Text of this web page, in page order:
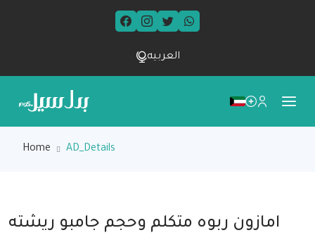
العربيه
Home AD_Details
امازون ربوه متكلم وحجم جامبو ريشته